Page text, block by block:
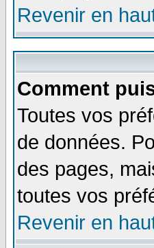
Revenir en
Comment
Toutes vos
de données.
des pages,
toutes vos
Revenir en